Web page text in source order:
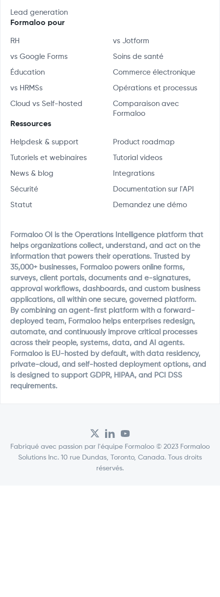
Lead generation
Formaloo pour
RH vs Jotform
vs Google Forms Soins de santé
Éducation Commerce électronique
vs HRMSs Opérations et processus
Cloud vs Self-hosted
Comparaison avec
Formaloo
Ressources
Helpdesk & support Product roadmap
Tutoriels et webinaires Tutorial videos
News & blog Integrations
Sécurité Documentation sur l'API
Statut Demandez une démo
Formaloo OI is the Operations Intelligence platform that
helps organizations collect, understand, and act on the
information that powers their operations. Trusted by
35,000+ businesses, Formaloo powers online forms,
surveys, client portals, documents and e-signatures,
approval workflows, dashboards, and custom business
applications, all within one secure, governed platform.
By combining an agent-first platform with a forward-
deployed team, Formaloo helps enterprises redesign,
automate, and continuously improve critical processes
across their people, systems, data, and AI agents.
Formaloo is EU-hosted by default, with data residency,
private-cloud, and self-hosted deployment options, and
is designed to support GDPR, HIPAA, and PCI DSS
requirements.
Fabriqué avec passion par l'équipe Formaloo © 2023 Formaloo
Solutions Inc. 10 rue Dundas, Toronto, Canada. Tous droits
réservés.